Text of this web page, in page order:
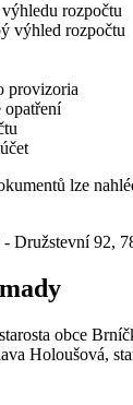
rozpočtu
výhled rozpočtu
provizoria
opatření
lze
Družstevní 92,
obce
Holoušová,